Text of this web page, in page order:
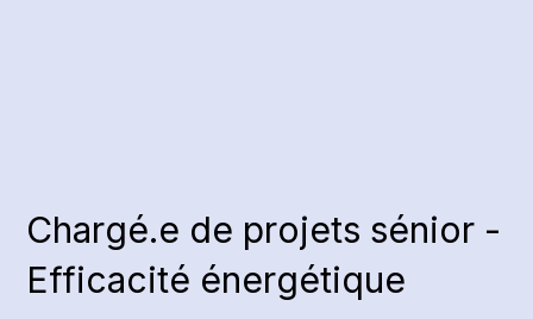
Chargé.e de projets sénior -
Efficacité énergétique